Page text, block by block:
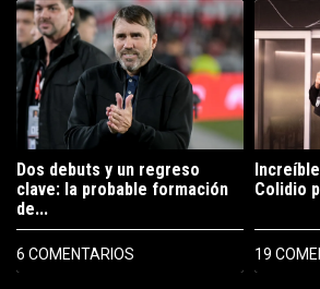
Un artículo de tendencia con el título "Dos
Dos debuts y un regreso
clave: la probable formación
de...
6 COMENTARIOS
Un
Colidio
19